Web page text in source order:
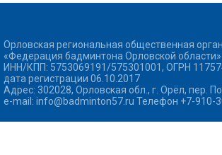
Орловская региональная общественная
«Федерация бадминтона Орловской области»
ИНН/КПП: 5753069191/575301001, ОГРН
дата регистрации 06.10.2017
Адрес: 302028, Орловская обл., г. Орёл, пер.
e-mail: info@badminton57.ru Телефон +7-910-